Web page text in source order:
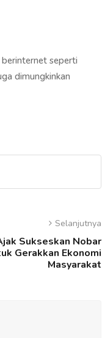
seperti
dimungkinkan
Selanjutnya
Sukseskan Nobar
Gerakkan Ekonomi
Masyarakat